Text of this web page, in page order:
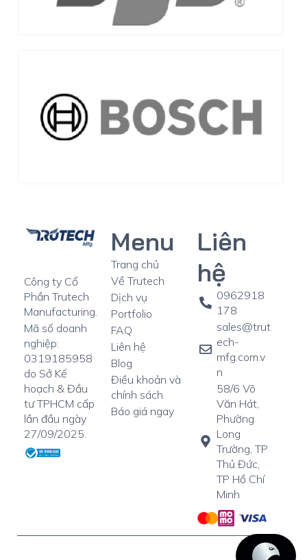
Công ty Cổ
Phần Trutech
Manufacturing.
Mã số doanh
nghiệp:
0319185958
do Sở Kế
hoạch & Đầu
tư TPHCM cấp
lần đầu ngày
27/09/2025.
Menu
Trang chủ
Về Trutech
Dịch vụ
Portfolio
FAQ
Liên hệ
Blog
Điều khoản và
chính sách
Báo giá ngay
Liên
hệ
0962918
178
sales@trut
ech-
mfg.com.v
n
58/6 Võ
Văn Hát,
Phường
Long
Trường, TP
Thủ Đức,
TP Hồ Chí
Minh